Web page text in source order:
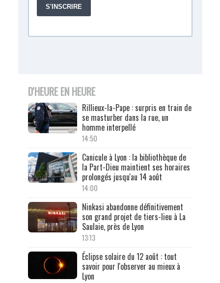
D'HEURE EN HEURE
Rillieux-la-Pape : surpris en train de
se masturber dans la rue, un
homme interpellé
14:50
Canicule à Lyon : la bibliothèque de
la Part-Dieu maintient ses horaires
prolongés jusqu'au 14 août
14:00
Ninkasi abandonne définitivement
son grand projet de tiers-lieu à La
Saulaie, près de Lyon
13:13
Éclipse solaire du 12 août : tout
savoir pour l'observer au mieux à
Lyon